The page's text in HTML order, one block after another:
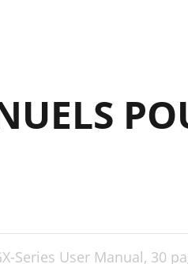
Series User Manual, 30